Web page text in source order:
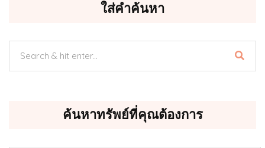
ใส่คำค้นหา
ค้นหาทรัพย์ที่คุณต้องการ